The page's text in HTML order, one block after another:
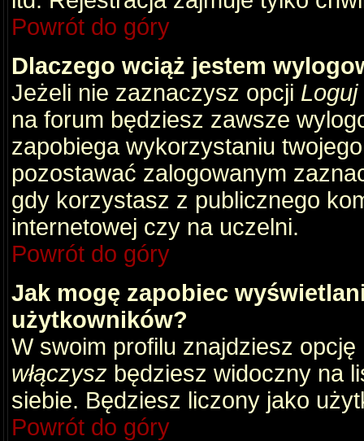
Powrót do góry
Dlaczego wciąż jestem
Jeżeli nie zaznaczysz opcji
na forum będziesz zawsze
zapobiega wykorzystaniu
pozostawać zalogowanym
gdy korzystasz z publicznego
internetowej czy na uczelni.
Powrót do góry
Jak mogę zapobiec
użytkowników?
W swoim profilu znajdziesz opcję
włączysz będziesz widoczny na
siebie. Będziesz liczony jako
Powrót do góry